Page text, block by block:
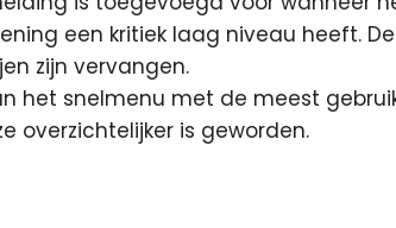
een kritiek laag niveau heeft.
zijn vervangen.
het snelmenu met de meest
overzichtelijker is geworden.